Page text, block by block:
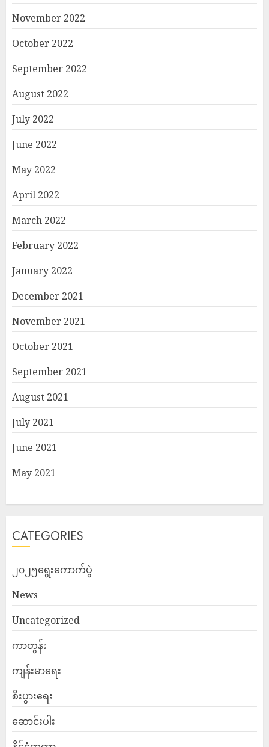
November 2022
October 2022
September 2022
August 2022
July 2022
June 2022
May 2022
April 2022
March 2022
February 2022
January 2022
December 2021
November 2021
October 2021
September 2021
August 2021
July 2021
June 2021
May 2021
CATEGORIES
၂၀၂၅ရွေးကောက်ပွဲ
News
Uncategorized
ကာတွန်း
ကျန်းမာရေး
စီးပွားရေး
ဆောင်းပါး